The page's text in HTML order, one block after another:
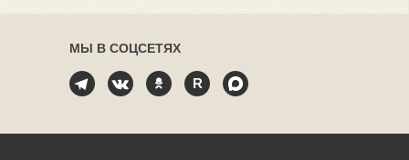
МЫ В СОЦСЕТЯХ